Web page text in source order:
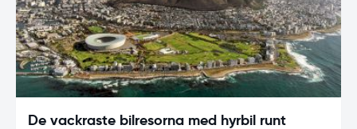
De vackraste bilresorna med hyrbil runt